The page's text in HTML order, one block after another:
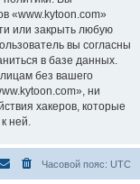
«www.kytoon.com»
или закрыть любую
вы согласны
в базе данных.
без вашего
ни
хакеров, которые
ней.
Часовой пояс: UTC